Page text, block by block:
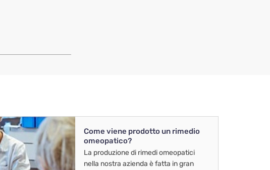
Come viene prodotto un rimedio
omeopatico?
La produzione di rimedi omeopatici
nella nostra azienda è fatta in gran